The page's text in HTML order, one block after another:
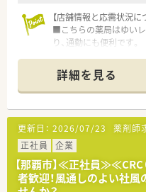
【店舗情報と応需状況に
■こちらの薬局はゆい
り、通勤にも便利です。
ており、地域医療に貢献
■常時2名から3名の薬
ながら働けます。
【募集背景と求める人物
■欠員補充のための募集
かしたい方を求めていま
■患者様一人ひとりに寄
歓迎いたします。
■協調性があり、従業員
詳細を見る
更新日： 2026/07/23 薬剤師
正社員
企業
【那覇市】≪正社員≫≪CRC
者歓迎！風通しのよい社